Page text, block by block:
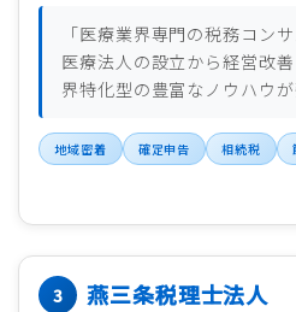
「医療業界専門の税務コン
医療法人の設立から経営改
界特化型の豊富なノウハウが
地域密着 確定申告 相続税
燕三条税理士法人